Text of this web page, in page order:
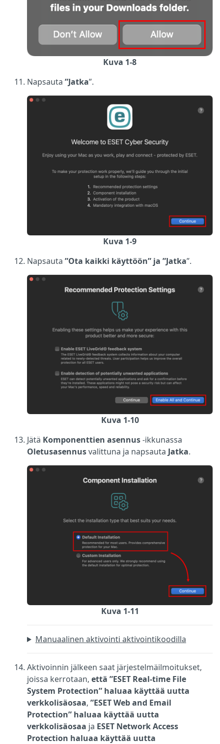
Kuva 1-8
Napsauta ”Jatka”.
Kuva 1-9
Napsauta ”Ota kaikki käyttöön” ja ”Jatka”.
Kuva 1-10
Jätä Komponenttien asennus-ikkunassa
Oletusasennusvalittuna ja napsauta Jatka.
Kuva 1-11
Manuaalinen aktivointi aktivointikoodilla
Aktivoinnin jälkeen saat järjestelmäilmoitukset,
joissa kerrotaan, että ”ESET Real-time File
System Protection” haluaa käyttää uutta
verkkolisäosaa, ”ESET Web and Email
Protection” haluaa käyttää uutta
verkkolisäosaa ja ESET Network Access
Protection haluaa käyttää uutta